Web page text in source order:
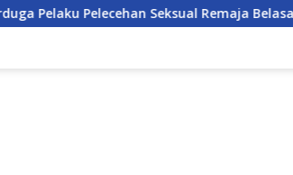
Seksual Remaja Belasan Tahun di Banggai